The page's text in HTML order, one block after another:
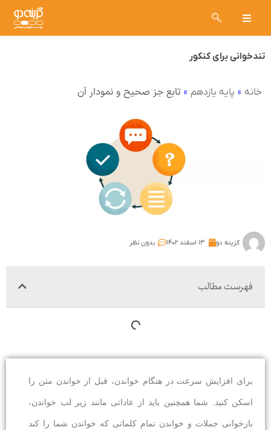
تندخوانی برای کنکور
خانه » پایه یازدهم » تابع جز صحیح و نمودار آن
گزینه دو ۱۳ اسفند ۱۴۰۲ بدون نظر
فهرست مطالب
برای افزایش سرعت در هنگام خواندن، قبل از خواندن متن را
اسکن کنید. شما همچنین باید از عاداتی مانند زیر لب خواندن،
بازخوانی جملات و خواندن تمام کلماتی که خواندن شما را کند